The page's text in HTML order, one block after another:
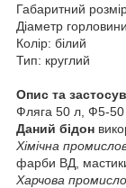
Габаритний
Діаметр
Колір: білий
Тип: круглий
Опис та
Фляга 50 л, Ф5-50
Даний бідон
Хімічна
фарби ВД,
Харчова